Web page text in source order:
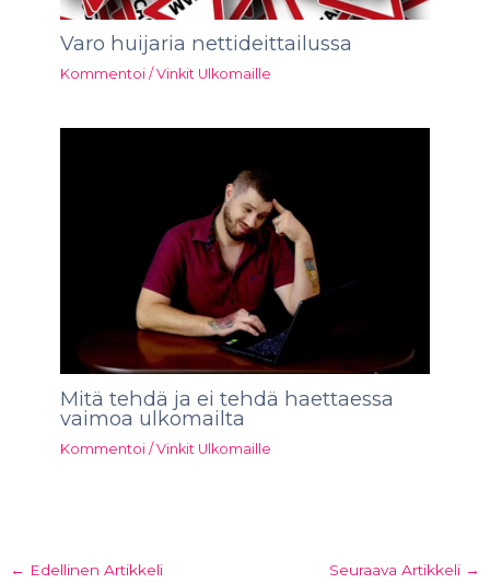
Varo huijaria nettideittailussa
Kommentoi /Vinkit Ulkomaille
Mitä tehdä ja ei tehdä haettaessa
vaimoa ulkomailta
Kommentoi /Vinkit Ulkomaille
← Edellinen Artikkeli Seuraava Artikkeli →